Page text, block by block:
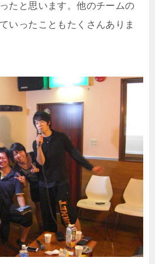
たと思います。他のチームの
いったこともたくさんありま